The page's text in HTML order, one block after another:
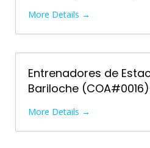
More Details
Entrenadores de
Bariloche
More Details